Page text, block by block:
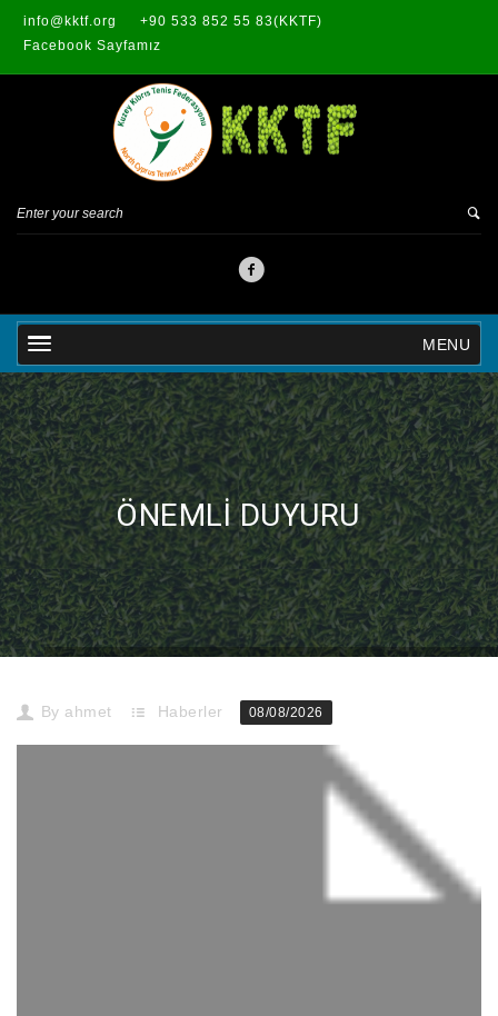
info@kktf.org
+90 533 852 55 83(KKTF)
Facebook Sayfamız
MENU
ÖNEMLI DUYURU
By ahmet Haberler 08/08/2026